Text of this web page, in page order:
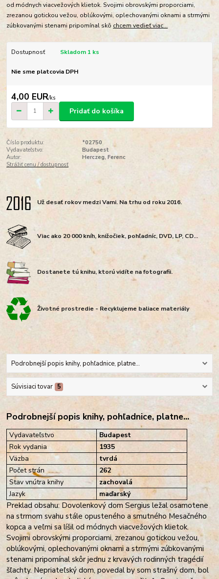
od módnych viacvežových klietok. Svojimi obrovskými proporciami,
zrezanou gotickou vežou, oblúkovými, oplechovanými oknami a strmými
zúbkovanými stenami pripomínal skô chcem vedieť viac...
Dostupnosť Skladom 1 ks
Nie sme platcovia DPH
4,00 EUR/ks
Pridať do košíka
Číslo produktu:
*02750
Vydavateľstvo:
Budapest
Autor:
Herczeg, Ferenc
Strážiť cenu / dostupnosť
Už desať rokov medzi Vami. Na trhu od roku 2016.
Viac ako 20 000 kníh, knižočiek, pohľadníc, DVD, LP, CD...
Dostanete tú knihu, ktorú vidíte na fotografii.
Životné prostredie - Recyklujeme baliace materiály
Podrobnejší popis knihy, pohľadnice, platne...
Súvisiaci tovar 5
Podrobnejší popis knihy, pohľadnice, platne...
Vydavateľstvo
Budapest
Rok vydania
1935
Väzba
tvrdá
Počet strán
262
Stav vnútra knihy
zachovalá
Jazyk
maďarský
Preklad obsahu: Dovolenkový dom Sergius ležal osamotene
na strmom svahu stále opusteného a smutného Mesačného
kopca a veľmi sa líšil od módnych viacvežových klietok.
Svojimi obrovskými proporciami, zrezanou gotickou vežou,
oblúkovými, oplechovanými oknami a strmými zúbkovanými
stenami pripomínal skôr jednu z krvavých rodinných tragédií
šľachty. Nepriateľský dom, povedal by som strašný dom, bol